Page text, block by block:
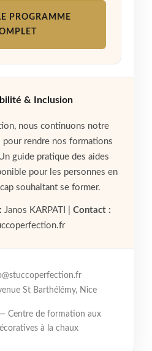
PROGRAMME
& Inclusion
nous continuons notre
pour rendre nos formations
guide pratique des aides
pour les personnes en
souhaitant se former.
Janos KARPATI | Contact :
St Barthélémy, Nice
Centre de formation aux
à la chaux